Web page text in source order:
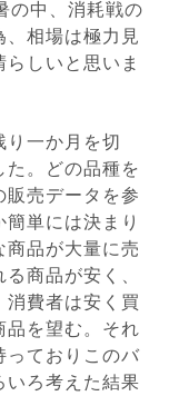
の中、消耗戦の
相場は極力見
しいと思いま
一か月を切
。どの品種を
売データを参
単には決まり
品が大量に売
商品が安く、
費者は安く買
品を望む。それ
っておりこのバ
いろ考えた結果